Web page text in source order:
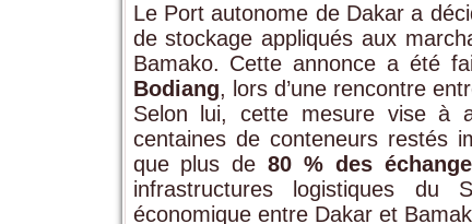
Le Port autonome de Dakar a
de stockage appliqués aux
Bamako. Cette annonce a été
Bodiang, lors d’une rencontre
Selon lui, cette mesure vise à
centaines de conteneurs restés
que plus de80 % des
infrastructures logistiques du
économique entre Dakar et